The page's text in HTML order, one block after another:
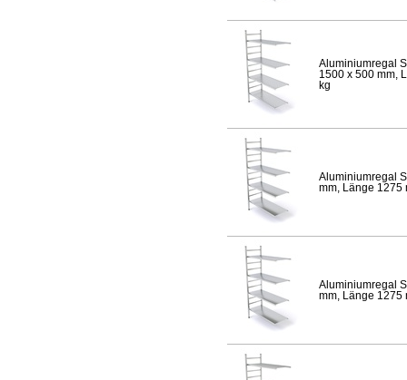
Aluminiumregal
1500 x 500 mm,
kg
Aluminiumregal
mm, Länge 1275
Aluminiumregal
mm, Länge 1275